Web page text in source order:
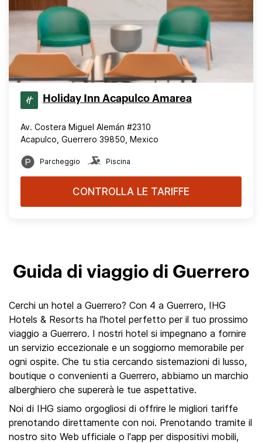
Holiday Inn Acapulco Amarea
Av. Costera Miguel Alemán #2310
Acapulco, Guerrero 39850, Mexico
Parcheggio Piscina
CONTROLLA LE TARIFFE
Guida di viaggio di Guerrero
Cerchi un hotel a Guerrero? Con 4 a Guerrero, IHG
Hotels & Resorts ha l'hotel perfetto per il tuo prossimo
viaggio a Guerrero. I nostri hotel si impegnano a fornire
un servizio eccezionale e un soggiorno memorabile per
ogni ospite. Che tu stia cercando sistemazioni di lusso,
boutique o convenienti a Guerrero, abbiamo un marchio
alberghiero che supererà le tue aspettative.
Noi di IHG siamo orgogliosi di offrire le migliori tariffe
prenotando direttamente con noi. Prenotando tramite il
nostro sito Web ufficiale o l'app per dispositivi mobili,